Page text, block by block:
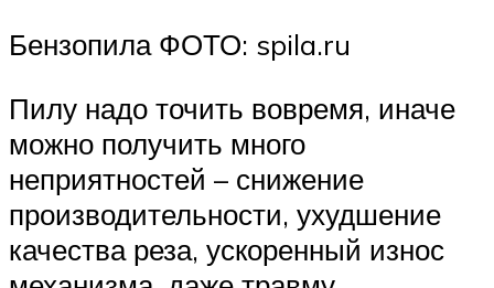
Бензопила ФОТО: spila.ru
Пилу надо точить вовремя, иначе
можно получить много
неприятностей – снижение
производительности, ухудшение
качества реза, ускоренный износ